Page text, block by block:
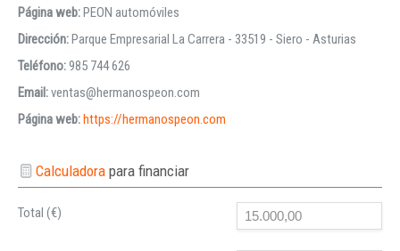
Página web:PEON automóviles
Dirección:Parque Empresarial La Carrera - 33519 - Siero - Asturias
Teléfono:985 744 626
Email:ventas@hermanospeon.com
Página web:https://hermanospeon.com
Calculadorapara financiar
Total (€)